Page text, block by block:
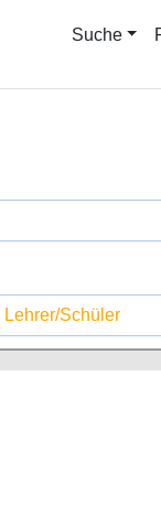
Suche
Lehrer/Schüler